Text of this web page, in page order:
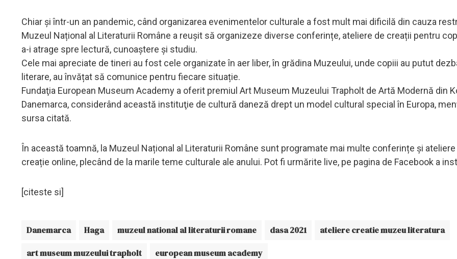
Chiar și într-un an pandemic, când organizarea evenimentelor culturale a fost mult mai dificilă din cauza
Muzeul Național al Literaturii Române a reușit să organizeze diverse conferințe, ateliere de creații pentru
a-i atrage spre lectură, cunoaștere și studiu.
Cele mai apreciate de tineri au fost cele organizate în aer liber, în grădina Muzeului, unde copiii au putut
literare, au învățat să comunice pentru fiecare situație.
Fundaţia European Museum Academy a oferit premiul Art Museum Muzeului Trapholt de Artă Modernă din
Danemarca, considerând această instituţie de cultură daneză drept un model cultural special în Europa,
sursa citată.
În această toamnă, la Muzeul Național al Literaturii Române sunt programate mai multe conferințe și
creație online, plecând de la marile teme culturale ale anului. Pot fi urmărite live, pe pagina de Facebook a
[citeste si]
Danemarca Haga muzeul national al literaturii romane dasa 2021 ateliere creatie muzeu literatura
art museum muzeului trapholt european museum academy